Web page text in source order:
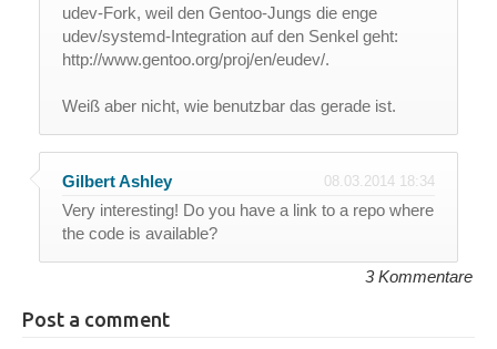
udev-Fork, weil den Gentoo-Jungs die enge
udev/systemd-Integration auf den Senkel geht:
http://www.gentoo.org/proj/en/eudev/.
Weiß aber nicht, wie benutzbar das gerade ist.
Gilbert Ashley 08.03.2014 18:34
Very interesting! Do you have a link to a repo where
the code is available?
3 Kommentare
Post a comment